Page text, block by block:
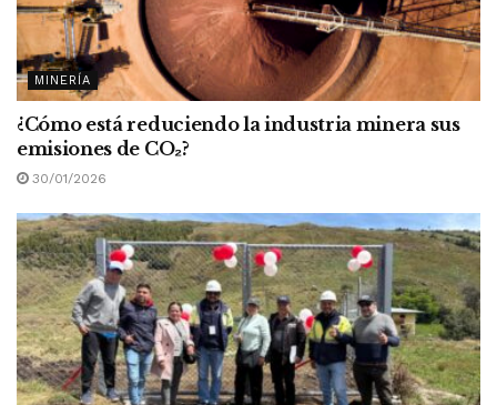
MINERÍA
¿Cómo está reduciendo la industria minera sus
emisiones de CO₂?
30/01/2026